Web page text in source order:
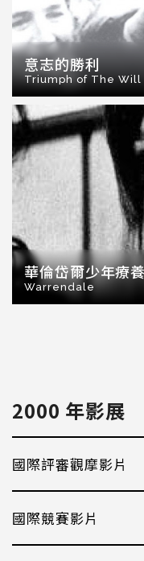
意志的勝利
Triumph of The Will
華倫岱爾少年療
Warrendale
2000 年影展
國際評審觀摩影片
國際競賽影片